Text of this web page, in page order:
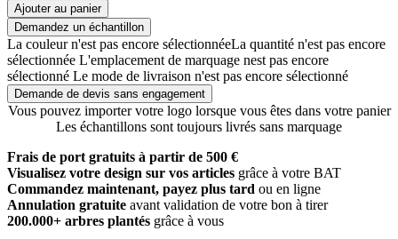
Ajouter au panier
Demandez un échantillon
La couleur n'est pas encore sélectionnéeLa quantité n'est pas encore
sélectionnée L'emplacement de marquage nest pas encore
sélectionné Le mode de livraison n'est pas encore sélectionné
Demande de devis sans engagement
Vous pouvez importer votre logo lorsque vous êtes dans votre panier
Les échantillons sont toujours livrés sans marquage
Frais de port gratuits à partir de 500 €
Visualisez votre design sur vos articles grâce à votre BAT
Commandez maintenant, payez plus tard ou en ligne
Annulation gratuite avant validation de votre bon à tirer
200.000+ arbres plantés grâce à vous